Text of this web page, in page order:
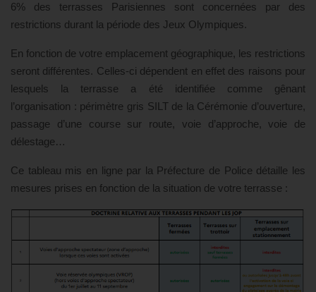
6% des terrasses Parisiennes sont concernées par des
restrictions durant la période des Jeux Olympiques.
En fonction de votre emplacement géographique, les restrictions
seront différentes. Celles-ci dépendent en effet des raisons pour
lesquels la terrasse a été identifiée comme gênant
l’organisation : périmètre gris SILT de la Cérémonie d’ouverture,
passage d’une course sur route, voie d’approche, voie de
délestage…
Ce tableau mis en ligne par la Préfecture de Police détaille les
mesures prises en fonction de la situation de votre terrasse :